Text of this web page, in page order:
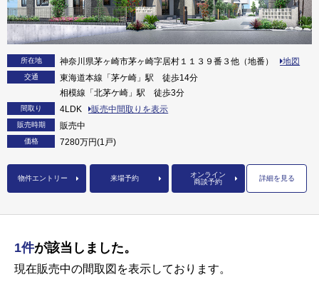
所在地 神奈川県茅ヶ崎市茅ヶ崎字居村１１３９番３他（地番） 地図
交通
東海道本線「茅ケ崎」駅 徒歩14分
相模線「北茅ケ崎」駅 徒歩3分
間取り 4LDK 販売中間取りを表示
販売時期 販売中
価格 7280万円(1戸)
物件エントリー 来場予約
オンライン
商談予約
詳細を見る
1件が該当しました。
現在販売中の間取図を表示しております。